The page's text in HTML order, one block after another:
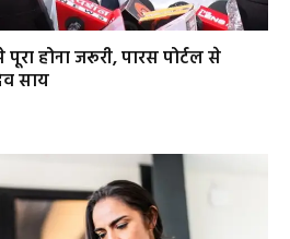
होना जरूरी, पारस पोर्टल से
साय